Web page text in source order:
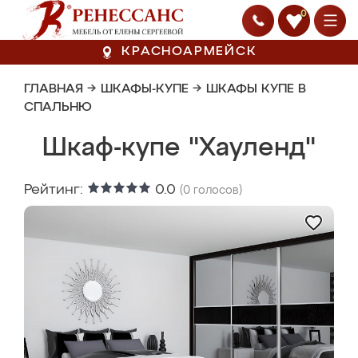
0
КРАСНОАРМЕЙСК
ГЛАВНАЯ → ШКАФЫ-КУПЕ → ШКАФЫ КУПЕ В
СПАЛЬНЮ
Шкаф-купе "Хауленд"
Рейтинг: 0.0 (0 голосов)